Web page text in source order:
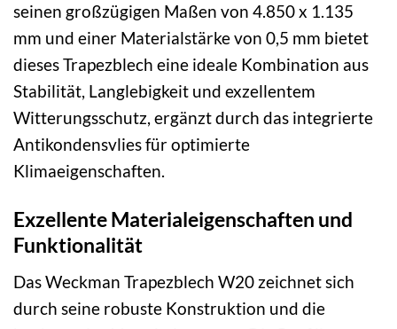
seinen großzügigen Maßen von 4.850 x 1.135
mm und einer Materialstärke von 0,5 mm bietet
dieses Trapezblech eine ideale Kombination aus
Stabilität, Langlebigkeit und exzellentem
Witterungsschutz, ergänzt durch das integrierte
Antikondensvlies für optimierte
Klimaeigenschaften.
Exzellente Materialeigenschaften und
Funktionalität
Das Weckman Trapezblech W20 zeichnet sich
durch seine robuste Konstruktion und die